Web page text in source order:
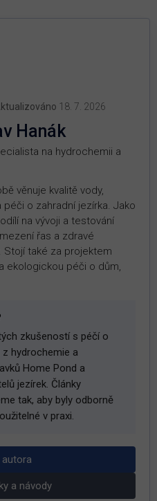
18. 7. 2026
Hanák
na hydrochemii a
věnuje kvalitě vody,
o zahradní jezírka. Jako
na vývoji a testování
řas a zdravé
Stojí také za projektem
ekologickou péči o dům,
zkušeností s péčí o
hydrochemie a
Home Pond a
jezírek. Články
tak, aby byly odborně
v praxi.
a návody